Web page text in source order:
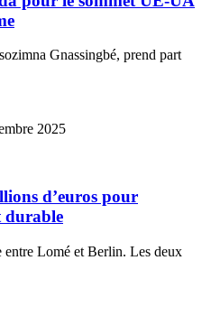
Gnassingbé, prend part
2025
d’euros pour
durable
entre Lomé et Berlin. Les deux